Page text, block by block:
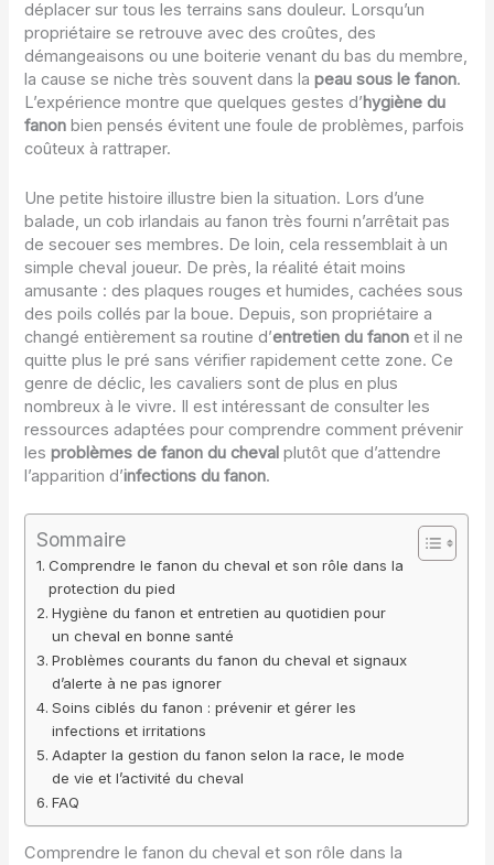
déplacer sur tous les terrains sans douleur. Lorsqu’un
propriétaire se retrouve avec des croûtes, des
démangeaisons ou une boiterie venant du bas du membre,
la cause se niche très souvent dans lapeau sous le fanon.
L’expérience montre que quelques gestes d’hygiène du
fanon bien pensés évitent une foule de problèmes, parfois
coûteux à rattraper.
Une petite histoire illustre bien la situation. Lors d’une
balade, un cob irlandais au fanon très fourni n’arrêtait pas
de secouer ses membres. De loin, cela ressemblait à un
simple cheval joueur. De près, la réalité était moins
amusante : des plaques rouges et humides, cachées sous
des poils collés par la boue. Depuis, son propriétaire a
changé entièrement sa routine d’entretien du fanon et il ne
quitte plus le pré sans vérifier rapidement cette zone. Ce
genre de déclic, les cavaliers sont de plus en plus
nombreux à le vivre. Il est intéressant de consulter les
ressources adaptées pour comprendre comment prévenir
lesproblèmes de fanon du cheval plutôt que d’attendre
l’apparition d’infections du fanon.
Sommaire
Comprendre le fanon du cheval et son rôle dans la
protection du pied
Hygiène du fanon et entretien au quotidien pour
un cheval en bonne santé
Problèmes courants du fanon du cheval et signaux
d’alerte à ne pas ignorer
Soins ciblés du fanon : prévenir et gérer les
infections et irritations
Adapter la gestion du fanon selon la race, le mode
de vie et l’activité du cheval
FAQ
Comprendre le fanon du cheval et son rôle dans la